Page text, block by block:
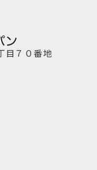
目７０番地